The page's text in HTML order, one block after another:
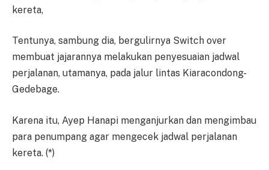
kereta,
Tentunya, sambung dia, bergulirnya Switch over
membuat jajarannya melakukan penyesuaian jadwal
perjalanan, utamanya, pada jalur lintas Kiaracondong-
Gedebage.
Karena itu, Ayep Hanapi menganjurkan dan mengimbau
para penumpang agar mengecek jadwal perjalanan
kereta. (*)